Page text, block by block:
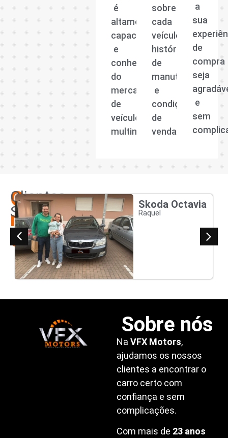
é
altamente
capacitada
e
conhecedora
do
mercado
de
veículos
multimarcas.
sobre
cada
veículo,
histórico
de
manutenção
e
condições
de
venda.
a
sua
de
compra
seja
e
sem
Os
nossos
clientes
Clientes
Satisfeitos
Skoda Octavia
Raquel
Sobre nós
NaVFX Motors,
ajudamos os nossos
clientes a encontrar o
carro certo com
confiança e sem
complicações.
Com mais de 23 anos